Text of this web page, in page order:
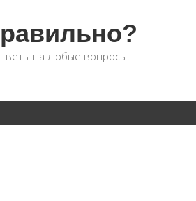
на любые вопросы!